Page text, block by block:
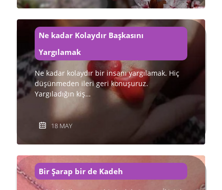
Ne kadar Kolaydır Başkasını
Yargılamak
Ne kadar kolaydır bir insanı yargılamak. Hiç
düşünmeden ileri geri konuşuruz.
Yargıladığın kiş…
18 MAY
Bir Şarap bir de Kadeh